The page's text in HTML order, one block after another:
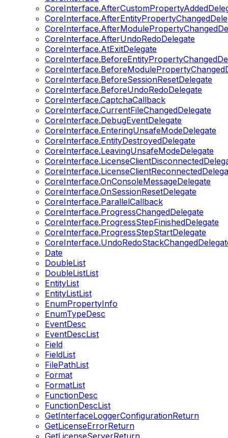
CoreInterface.AfterUndoRedoDelegate
CoreInterface.AtExitDelegate
CoreInterface.BeforeSessionResetDelegate
CoreInterface.BeforeUndoRedoDelegate
CoreInterface.CaptchaCallback
CoreInterface.CurrentFileChangedDelegate
CoreInterface.DebugEventDelegate
CoreInterface.EnteringUnsafeModeDelegate
CoreInterface.EntityDestroyedDelegate
CoreInterface.LeavingUnsafeModeDelegate
CoreInterface.OnConsoleMessageDelegate
CoreInterface.OnSessionResetDelegate
CoreInterface.ParallelCallback
CoreInterface.ProgressChangedDelegate
CoreInterface.ProgressStepFinishedDelegate
CoreInterface.ProgressStepStartDelegate
Date
DoubleList
DoubleListList
EntityList
EntityListList
EnumPropertyInfo
EnumTypeDesc
EventDesc
EventDescList
Field
FieldList
FilePathList
Format
FormatList
FunctionDesc
FunctionDescList
GetInterfaceLoggerConfigurationReturn
GetLicenseErrorReturn
GetLicenseServerReturn